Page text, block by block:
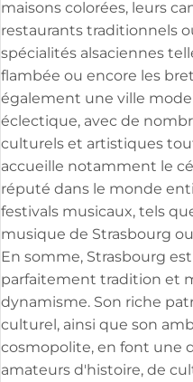
maisons colorées, leurs
restaurants traditionnels
spécialités alsaciennes
flambée ou encore les
également une ville
éclectique, avec de
culturels et artistiques
accueille notamment le
réputé dans le monde
festivals musicaux, tels
musique de Strasbourg
En somme, Strasbourg
parfaitement tradition et
dynamisme. Son riche
culturel, ainsi que son
cosmopolite, en font une
amateurs d'histoire, de